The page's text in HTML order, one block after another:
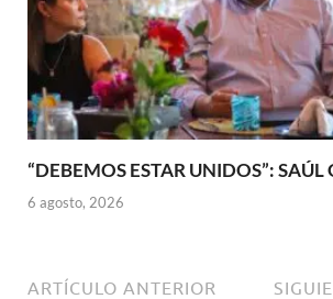
“DEBEMOS ESTAR UNIDOS”: SAÚL
6 agosto, 2026
ARTÍCULO ANTERIOR